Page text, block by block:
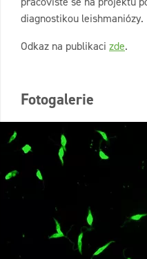
diagnostikou leishmaniózy.
Odkaz na publikaci zde.
Fotogalerie